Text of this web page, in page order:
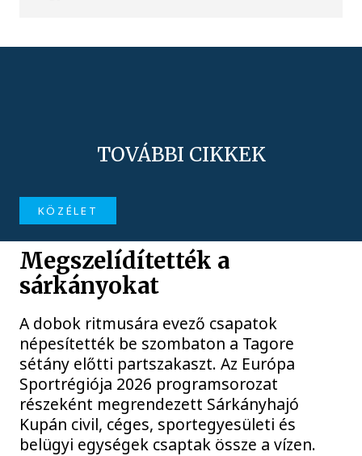
TOVÁBBI CIKKEK
KÖZÉLET
Megszelídítették a
sárkányokat
A dobok ritmusára evező csapatok
népesítették be szombaton a Tagore
sétány előtti partszakaszt. Az Európa
Sportrégiója 2026 programsorozat
részeként megrendezett Sárkányhajó
Kupán civil, céges, sportegyesületi és
belügyi egységek csaptak össze a vízen.